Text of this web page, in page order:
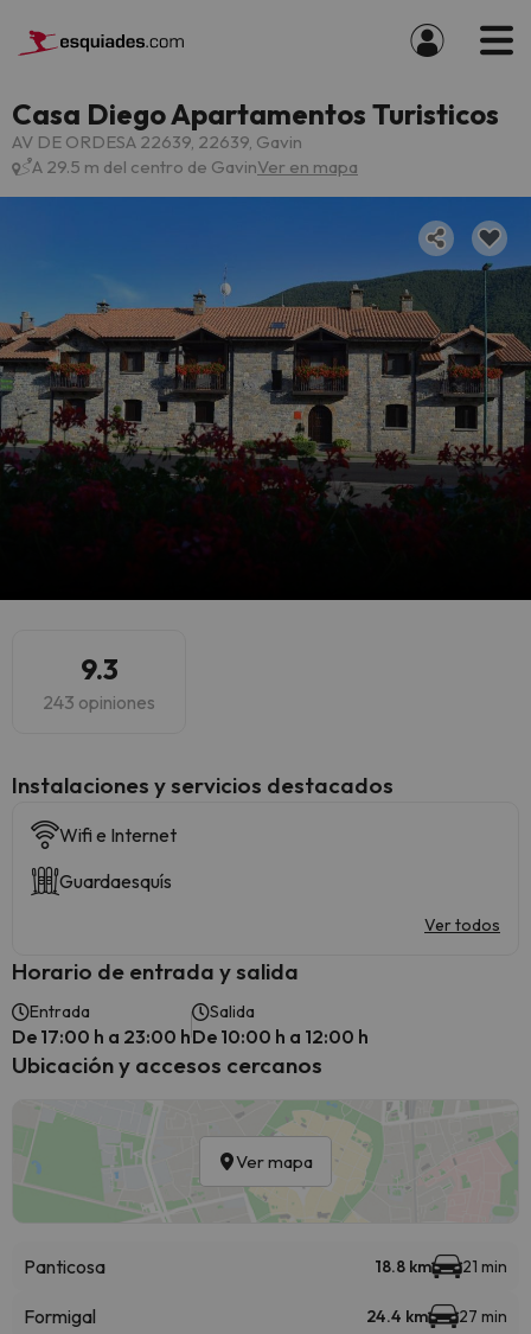
Casa Diego Apartamentos Turisticos
AV DE ORDESA 22639, 22639, Gavin
A 29.5 m del centro de GavinVer en mapa
9.3
243 opiniones
Instalaciones y servicios destacados
Wifi e Internet
Guardaesquís
Ver todos
Horario de entrada y salida
Entrada
De 17:00 h a 23:00 h
Salida
De 10:00 h a 12:00 h
Ubicación y accesos cercanos
Ver mapa
Panticosa 18.8 km 21 min
Formigal 24.4 km 27 min